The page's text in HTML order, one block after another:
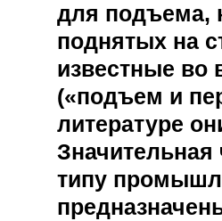
для подъема,
поднятых на
известные во
(«подъем и
литературе
Значительная
типу